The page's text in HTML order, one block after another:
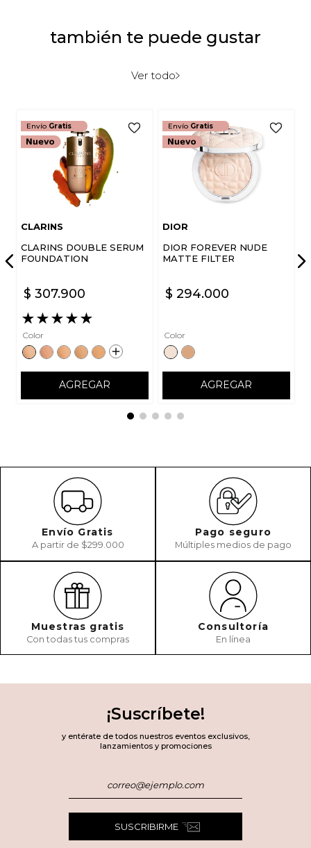
Califica el producto de 1 a 5 estrellas
Dirección de email
Escribe un comentario
también te puede gustar
Ver todo
Envío Gratis
CLARINS
CLARINS DOUBLE SERUM
FOUNDATION
$ 307.900
★★★★★
Color
AGREGAR
Envío Gratis
DIOR
DIOR FOREVER NUDE
MATTE FILTER
$ 294.000
Color
AGREGAR
Envío Gratis
A partir de $299.000
Pago seguro
Múltiples medios de pago
Muestras gratis
Con todas tus compras
Consultoría
En línea
¡Suscríbete!
y entérate de todos nuestros eventos exclusivos,
lanzamientos y promociones
SUSCRIBIRME